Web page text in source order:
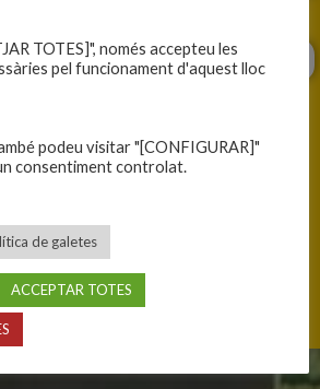
TREBALL DE L’EQUIP DE VALORS AMB ELS CAPITANS I CAPITANES
TOTES]", només accepteu les
pel funcionament d'aquest lloc
podeu visitar "[CONFIGURAR]"
consentiment controlat.
de galetes
ACCEPTAR TOTES